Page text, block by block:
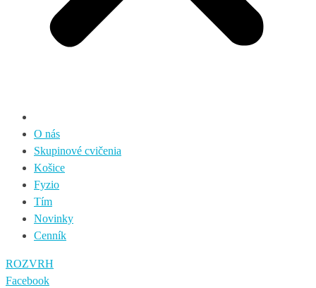
O nás
Skupinové cvičenia
Košice
Fyzio
Tím
Novinky
Cenník
ROZVRH
Facebook